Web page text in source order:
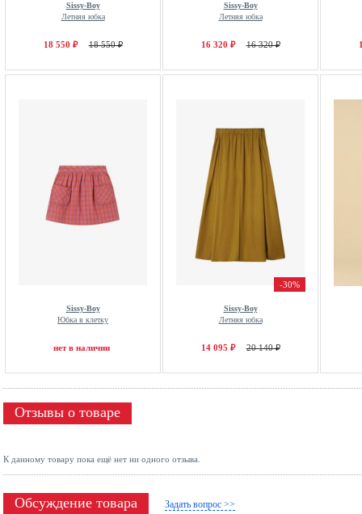
Sissy-Boy
Летняя юбка
18 550 ₽ 18 550 ₽
Sissy-Boy
Летняя юбка
16 320 ₽ 16 320 ₽
Sissy-Boy
Юбка в клетку
нет в наличии
-30%
Sissy-Boy
Летняя юбка
14 095 ₽ 20 140 ₽
Отзывы о товаре
К данному товару пока ещё нет ни одного отзыва.
Обсуждение товара Задать вопрос >>